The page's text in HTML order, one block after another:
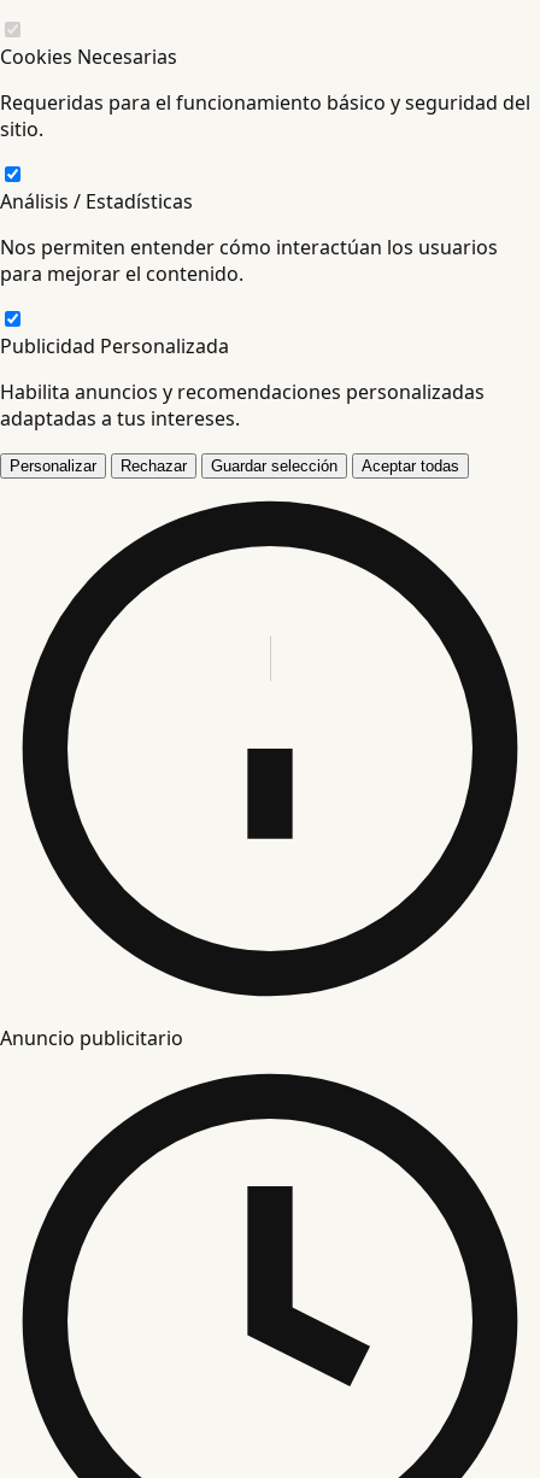
Cookies Necesarias
Requeridas para el funcionamiento básico y seguridad del
sitio.
Análisis / Estadísticas
Nos permiten entender cómo interactúan los usuarios
para mejorar el contenido.
Publicidad Personalizada
Habilita anuncios y recomendaciones personalizadas
adaptadas a tus intereses.
Personalizar Rechazar Guardar selección Aceptar todas
Anuncio publicitario